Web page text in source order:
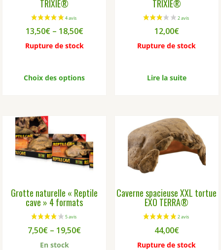
TRIXIE®
13,50€– 18,50€
Rupture de stock
Choix des options
peuvent
être
choisies
sur
page
TRIXIE®
12,00€
Rupture de stock
Lire la suite
Grotte naturelle « Reptile
cave » 4 formats
7,50€ – 19,50€
En stock
Caverne spacieuse XXL tortue
EXO TERRA®
44,00€
Rupture de stock